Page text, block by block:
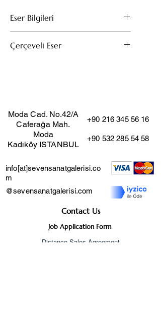
Eser Bilgileri
39x59
Çerçeveli Eser
Moda Cad. No.42/A
Caferağa Mah.
Moda
Kadıköy ISTANBUL
+90 216 345 56 16
+90 532 285 54 58
info[at]sevensanatgalerisi.co
m
@sevensanatgalerisi.com
Contact Us
Job Application Form
Distance Sales Agreement